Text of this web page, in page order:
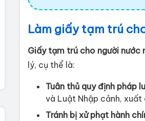
Làm giấy tạm trú
Giấy tạm trú cho người nước
lý, cụ thể là:
Tuân thủ quy định pháp
và Luật Nhập cảnh, xuất
Tránh bị xử phạt hành